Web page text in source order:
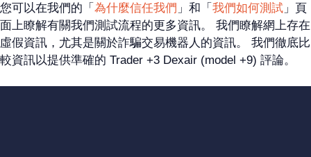
您可以在我們的「 為什麼信任我們 」和「 我們如何測試 」頁
面上瞭解有關我們測試流程的更多資訊。 我們瞭解網上存在
虛假資訊，尤其是關於詐騙交易機器人的資訊。 我們徹底比
較資訊以提供準確的 Trader +3 Dexair (model +9) 評論。